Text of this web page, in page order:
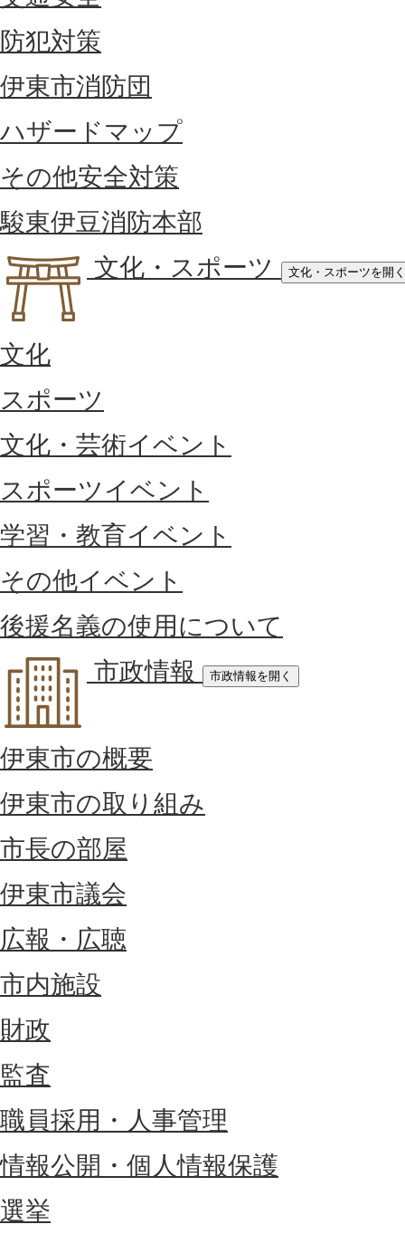
防犯対策
伊東市消防団
ハザードマップ
その他安全対策
駿東伊豆消防本部
文化・スポーツ
文化・スポーツを開く
文化
スポーツ
文化・芸術イベント
スポーツイベント
学習・教育イベント
その他イベント
後援名義の使用について
市政情報
市政情報を開く
伊東市の概要
伊東市の取り組み
市長の部屋
伊東市議会
広報・広聴
市内施設
財政
監査
職員採用・人事管理
情報公開・個人情報保護
選挙